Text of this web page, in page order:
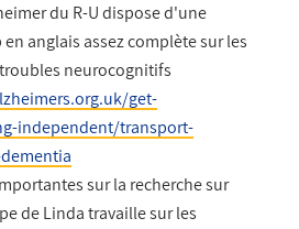
du R-U dispose d'une
en anglais assez complète sur les
neurocognitifs
get-
independent/transport-
sur la recherche sur
de Linda travaille sur les